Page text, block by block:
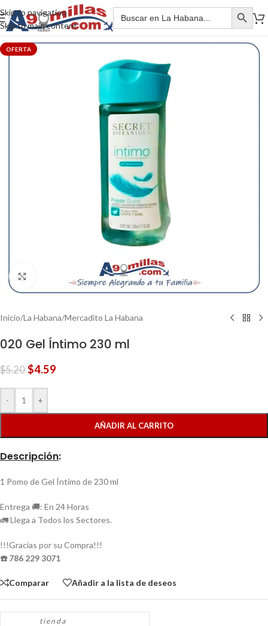
Skip to navigation
Skip to main content
OFERTA
Inicio/La Habana/Mercadito La Habana
020 Gel Íntimo 230 ml
$5.20 $4.59
- +
AÑADIR AL CARRITO
Descripción:
1 Pomo de Gel Íntimo de 230 ml
Entrega 🚚: En 24 Horas
🚛 Llega a Todos los Sectores.
!!!Gracias por su Compra!!!
☎️ 786 229 3071
Comparar Añadir a la lista de deseos
tienda